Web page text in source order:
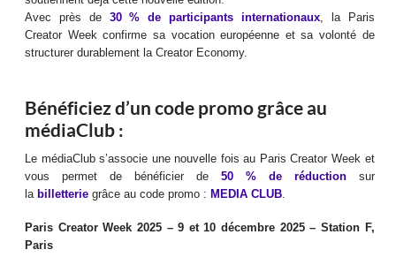
Avec près de 30 % de participants internationaux, la Paris
Creator Week confirme sa vocation européenne et sa volonté de
structurer durablement la Creator Economy.
Bénéficiez d’un code promo grâce au
médiaClub :
Le médiaClub s’associe une nouvelle fois au Paris Creator Week et
vous permet de bénéficier de 50 % de réductionsur
la billetterie grâce au code promo : MEDIA CLUB.
Paris Creator Week 2025 – 9 et 10 décembre 2025 – Station F,
Paris